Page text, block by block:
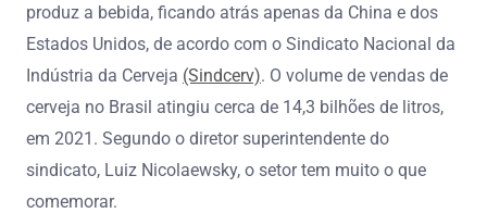
produz a bebida, ficando atrás apenas da China e dos
Estados Unidos, de acordo com o Sindicato Nacional da
Indústria da Cerveja (Sindcerv). O volume de vendas de
cerveja no Brasil atingiu cerca de 14,3 bilhões de litros,
em 2021. Segundo o diretor superintendente do
sindicato, Luiz Nicolaewsky, o setor tem muito o que
comemorar.